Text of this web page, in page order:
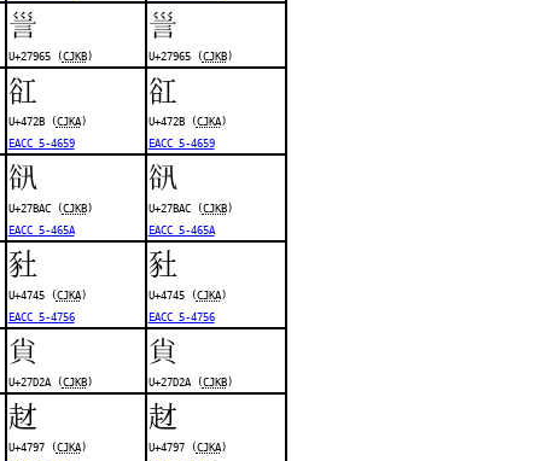
𧥥
U+27965 (CJKB)
𧥥
U+27965 (CJKB)
䜫
U+472B (CJKA)
EACC 5-4659
䜫
U+472B (CJKA)
EACC 5-4659
𧮬
U+27BAC (CJKB)
EACC 5-465A
𧮬
U+27BAC (CJKB)
EACC 5-465A
䝅
U+4745 (CJKA)
EACC 5-4756
䝅
U+4745 (CJKA)
EACC 5-4756
𧴪
U+27D2A (CJKB)
𧴪
U+27D2A (CJKB)
䞗
U+4797 (CJKA)
䞗
U+4797 (CJKA)